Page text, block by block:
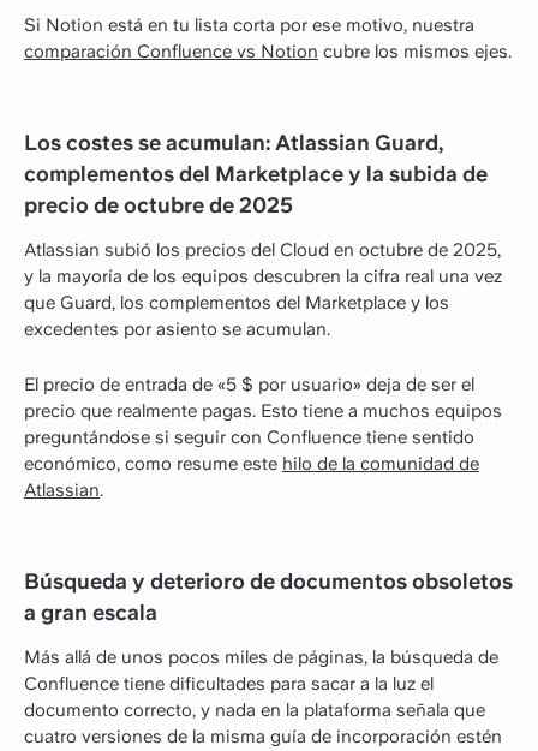
Si Notion está en tu lista corta por ese motivo, nuestra
comparación Confluence vs Notion cubre los mismos ejes.
Los costes se acumulan: Atlassian Guard,
complementos del Marketplace y la subida de
precio de octubre de 2025
Atlassian subió los precios del Cloud en octubre de 2025,
y la mayoría de los equipos descubren la cifra real una vez
que Guard, los complementos del Marketplace y los
excedentes por asiento se acumulan.
El precio de entrada de «5 $ por usuario» deja de ser el
precio que realmente pagas. Esto tiene a muchos equipos
preguntándose si seguir con Confluence tiene sentido
económico, como resume este hilo de la comunidad de
Atlassian.
Búsqueda y deterioro de documentos obsoletos
a gran escala
Más allá de unos pocos miles de páginas, la búsqueda de
Confluence tiene dificultades para sacar a la luz el
documento correcto, y nada en la plataforma señala que
cuatro versiones de la misma guía de incorporación estén